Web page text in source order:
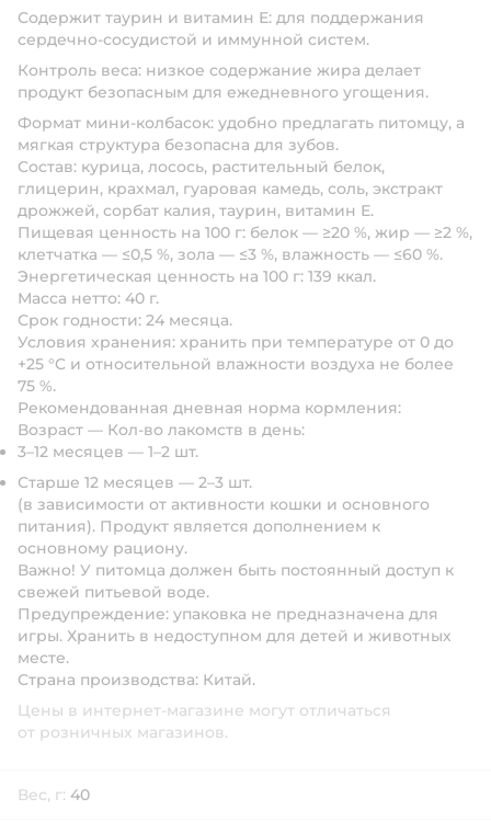
Содержит таурин и витамин Е: для поддержания
сердечно-сосудистой и иммунной систем.
Контроль веса: низкое содержание жира делает
продукт безопасным для ежедневного угощения.
Формат мини-колбасок: удобно предлагать питомцу, а
мягкая структура безопасна для зубов.
Состав: курица, лосось, растительный белок,
глицерин, крахмал, гуаровая камедь, соль, экстракт
дрожжей, сорбат калия, таурин, витамин Е.
Пищевая ценность на 100 г: белок — ≥20 %, жир — ≥2 %,
клетчатка — ≤0,5 %, зола — ≤3 %, влажность — ≤60 %.
Энергетическая ценность на 100 г: 139 ккал.
Масса нетто: 40 г.
Срок годности: 24 месяца.
Условия хранения: хранить при температуре от 0 до
+25 °C и относительной влажности воздуха не более
75 %.
Рекомендованная дневная норма кормления:
Возраст — Кол-во лакомств в день:
3–12 месяцев — 1–2 шт.
Старше 12 месяцев — 2–3 шт.
(в зависимости от активности кошки и основного
питания). Продукт является дополнением к
основному рациону.
Важно! У питомца должен быть постоянный доступ к
свежей питьевой воде.
Предупреждение: упаковка не предназначена для
игры. Хранить в недоступном для детей и животных
месте.
Страна производства: Китай.
Цены в интернет-магазине могут отличаться
от розничных магазинов.
Вес, г: 40